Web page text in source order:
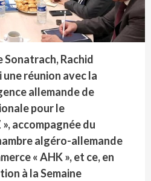
Sonatrach, Rachid
réunion avec la
allemande de
pour le
accompagnée du
algéro-allemande
« AHK », et ce, en
à la Semaine